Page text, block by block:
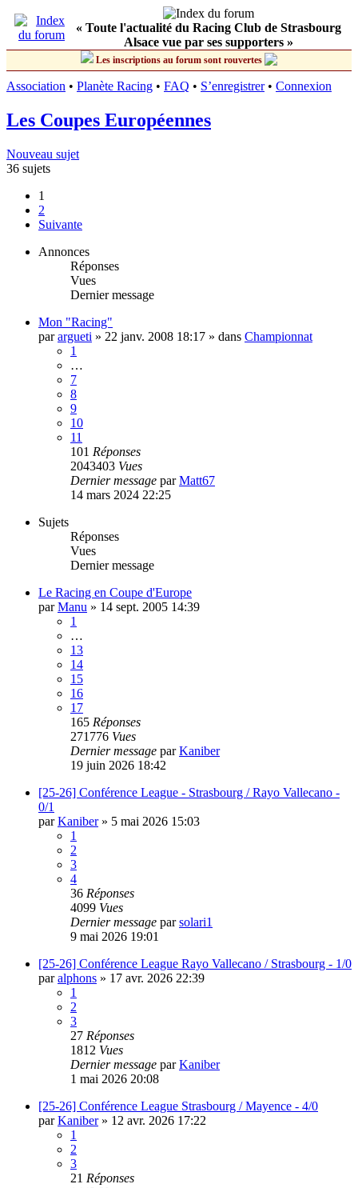
« Toute l'actualité du Racing Club de Strasbourg
Alsace vue par ses supporters »
Les inscriptions au forum sont rouvertes
Association • Planète Racing • FAQ • S’enregistrer• Connexion
Les Coupes Européennes
Nouveau sujet
36 sujets
1
2
Suivante
Annonces
Réponses
Vues
Dernier message
Mon "Racing"
parargueti » 22 janv. 2008 18:17 » dans Championnat
1
…
7
8
9
10
11
101 Réponses
2043403 Vues
Dernier message parMatt67
14 mars 2024 22:25
Sujets
Réponses
Vues
Dernier message
Le Racing en Coupe d'Europe
parManu » 14 sept. 2005 14:39
1
…
13
14
15
16
17
165 Réponses
271776 Vues
Dernier message parKaniber
19 juin 2026 18:42
[25-26] Conférence League - Strasbourg / Rayo Vallecano -
0/1
parKaniber» 5 mai 2026 15:03
1
2
3
4
36 Réponses
4099 Vues
Dernier message parsolari1
9 mai 2026 19:01
[25-26] Conférence League Rayo Vallecano / Strasbourg - 1/0
paralphons » 17 avr. 2026 22:39
1
2
3
27 Réponses
1812 Vues
Dernier message parKaniber
1 mai 2026 20:08
[25-26] Conférence League Strasbourg / Mayence - 4/0
parKaniber» 12 avr. 2026 17:22
1
2
3
21 Réponses